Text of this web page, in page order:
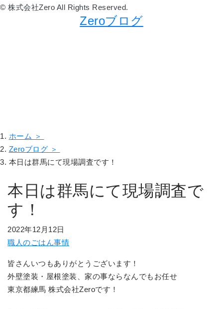
© 株式会社Zero All Rights Reserved.
Zeroブログ
ホーム ＞
Zeroブログ ＞
本日は群馬にて現場調査です！
本日は群馬にて現場調査で
す！
2022年12月12日
職人のごはん事情
皆さんいつもありがとうございます！
外壁塗装・屋根塗装、家の事ならなんでもお任せ
東京都練馬 株式会社Zeroです！